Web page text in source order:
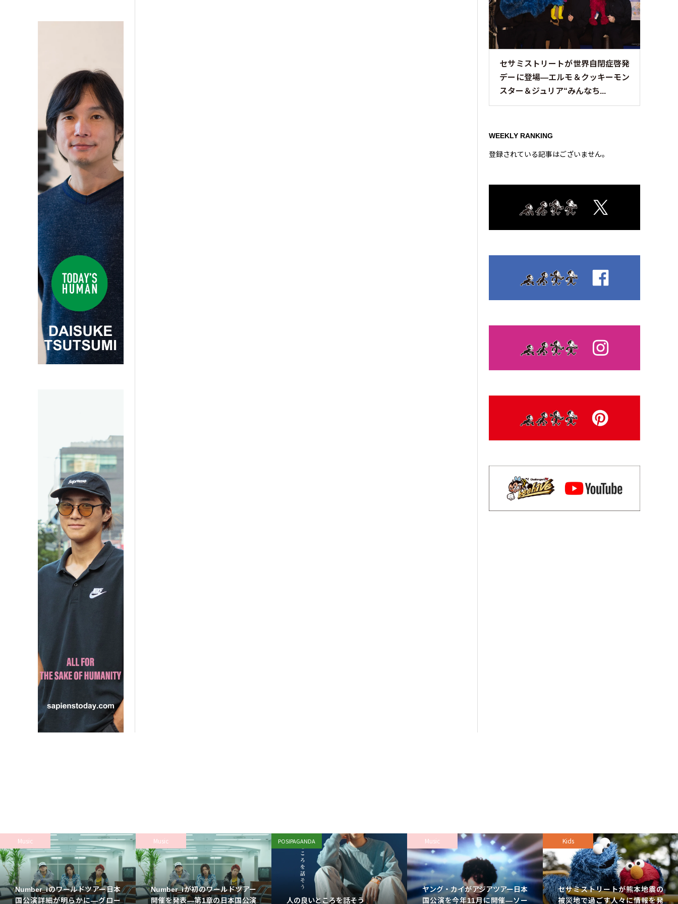
セサミストリートが世界自閉症啓発
デーに登場—エルモ＆クッキーモン
スター＆ジュリア“みんなち...
WEEKLY RANKING
登録されている記事はございません。
Music
Number_iのワールドツアー日本
国公演詳細が明らかに—グロー
Music
Number_iが初のワールドツアー
開催を発表—第1章の日本国公演
POSIPAGANDA
人の良いところを話そう
Music
ヤング・カイがアジアツアー日本
国公演を今年11月に開催—ソー
Kids
セサミストリートが熊本地震の
被災地で過ごす人々に情報を発